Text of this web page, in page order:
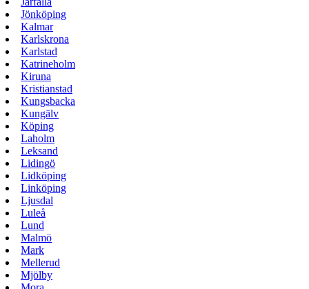
Jönköping
Kalmar
Karlskrona
Karlstad
Katrineholm
Kiruna
Kristianstad
Kungsbacka
Kungälv
Köping
Laholm
Leksand
Lidingö
Lidköping
Linköping
Ljusdal
Luleå
Lund
Malmö
Mark
Mellerud
Mjölby